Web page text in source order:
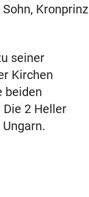
Kronprinz
seiner
Kirchen
beiden
2 Heller